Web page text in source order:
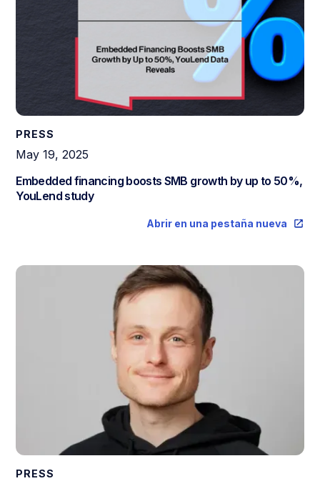
PRESS
May 19, 2025
Embedded financing boosts SMB growth by up to 50%,
YouLend study
Abrir en una pestaña nueva
PRESS